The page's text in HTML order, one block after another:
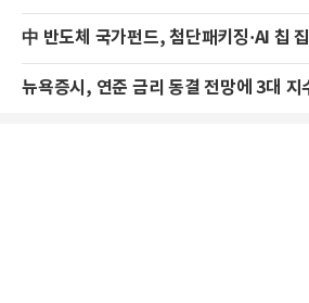
中 반도체 국가펀드, 첨단패키징·AI 칩
뉴욕증시, 연준 금리 동결 전망에 3대 지